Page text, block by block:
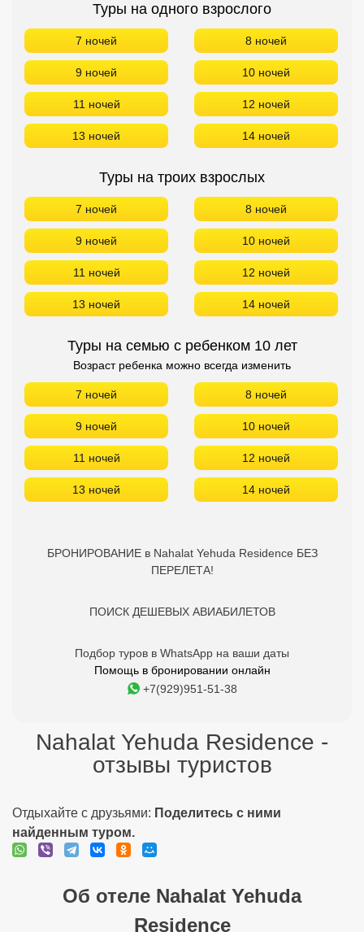
Туры на одного взрослого
7 ночей 8 ночей
9 ночей 10 ночей
11 ночей 12 ночей
13 ночей 14 ночей
Туры на троих взрослых
7 ночей 8 ночей
9 ночей 10 ночей
11 ночей 12 ночей
13 ночей 14 ночей
Туры на семью с ребенком 10 лет
Возраст ребенка можно всегда изменить
7 ночей 8 ночей
9 ночей 10 ночей
11 ночей 12 ночей
13 ночей 14 ночей
БРОНИРОВАНИЕ в Nahalat Yehuda Residence БЕЗ
ПЕРЕЛЕТА!
ПОИСК ДЕШЕВЫХ АВИАБИЛЕТОВ
Подбор туров в WhatsApp на ваши даты
Помощь в бронировании онлайн
+7(929)951-51-38
Nahalat Yehuda Residence -
отзывы туристов
Отдыхайте с друзьями: Поделитесь с ними
найденным туром.
Об отеле Nahalat Yehuda
Residence